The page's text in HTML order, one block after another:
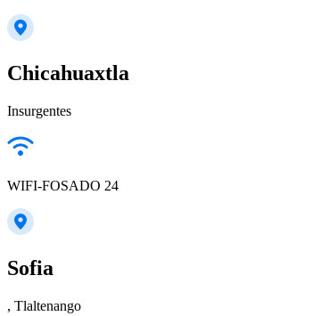
Chicahuaxtla
Insurgentes
WIFI-FOSADO 24
Sofia
, Tlaltenango